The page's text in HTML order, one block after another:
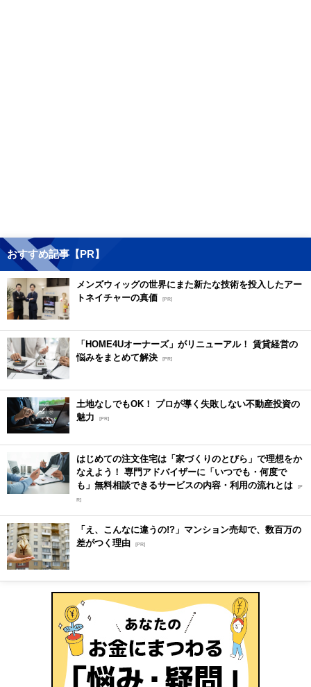
おすすめ記事【PR】
メンズウィッグの世界にまた新たな技術を投入したアー
トネイチャーの真価 [PR]
「HOME4Uオーナーズ」がリニューアル！ 賃貸経営の
悩みをまとめて解決 [PR]
土地なしでもOK！ プロが導く失敗しない不動産投資の
魅力
[PR]
はじめての注文住宅は「家づくりのとびら」で理想をか
なえよう！ 専門アドバイザーに「いつでも・何度で
も」無料相談できるサービスの内容・利用の流れとは [P
R]
「え、こんなに違うの!?」マンション売却で、数百万の
差がつく理由 [PR]